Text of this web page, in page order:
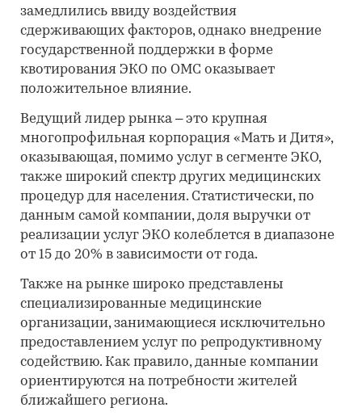
замедлились ввиду воздействия
сдерживающих факторов, однако внедрение
государственной поддержки в форме
квотирования ЭКО по ОМС оказывает
положительное влияние.
Ведущий лидер рынка – это крупная
многопрофильная корпорация «Мать и Дитя»,
оказывающая, помимо услуг в сегменте ЭКО,
также широкий спектр других медицинских
процедур для населения. Статистически, по
данным самой компании, доля выручки от
реализации услуг ЭКО колеблется в диапазоне
от 15 до 20% в зависимости от года.
Также на рынке широко представлены
специализированные медицинские
организации, занимающиеся исключительно
предоставлением услуг по репродуктивному
содействию. Как правило, данные компании
ориентируются на потребности жителей
ближайшего региона.